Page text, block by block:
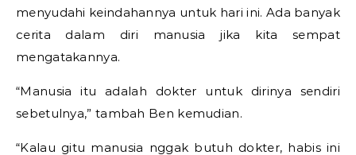
menyudahi keindahannya untuk hari ini. Ada banyak
cerita dalam diri manusia jika kita sempat
mengatakannya.
“Manusia itu adalah dokter untuk dirinya sendiri
sebetulnya,” tambah Ben kemudian.
“Kalau gitu manusia nggak butuh dokter, habis ini